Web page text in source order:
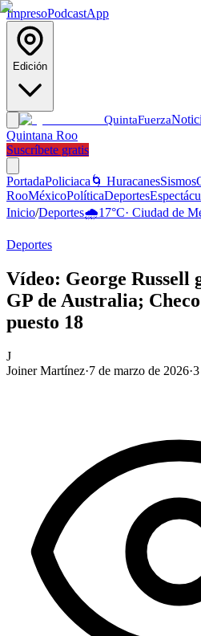
ImpresoPodcastApp
Edición
QuintaFuerza
Quintana Roo
Suscríbete gratis
PortadaPoliciaca 🌀 HuracanesSismos
RooMéxicoPolíticaDeportes
Inicio/Deportes🌧️17°C· Ciudad de
Deportes
Vídeo: George Russell
GP de Australia;
puesto 18
J
Joiner Martínez·7 de marzo de 2026·3